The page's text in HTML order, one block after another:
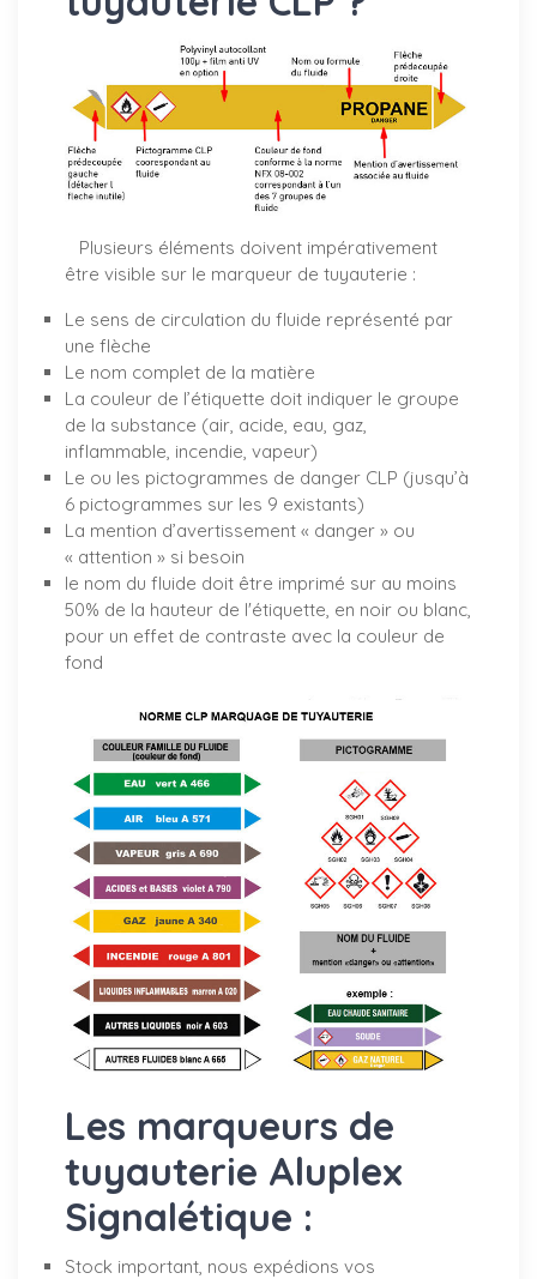
Plusieurs éléments doivent impérativement
être visible sur le marqueur de tuyauterie :
Le sens de circulation du fluide représenté par
une flèche
Le nom complet de la matière
La couleur de l’étiquette doit indiquer le groupe
de la substance (air, acide, eau, gaz,
inflammable, incendie, vapeur)
Le ou les pictogrammes de danger CLP (jusqu’à
6 pictogrammes sur les 9 existants)
La mention d’avertissement « danger » ou
« attention » si besoin
le nom du fluide doit être imprimé sur au moins
50% de la hauteur de l'étiquette, en noir ou blanc,
pour un effet de contraste avec la couleur de
fond
Les marqueurs de
tuyauterie Aluplex
Signalétique :
Stock important, nous expédions vos